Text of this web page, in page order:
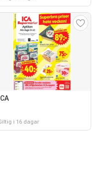
ICA
i 16 dagar